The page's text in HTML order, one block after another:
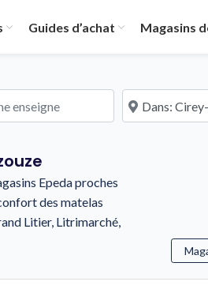
Guides d’achat Magasins
À proximité de
Epeda proches
des matelas
Litier, Litrimarché,